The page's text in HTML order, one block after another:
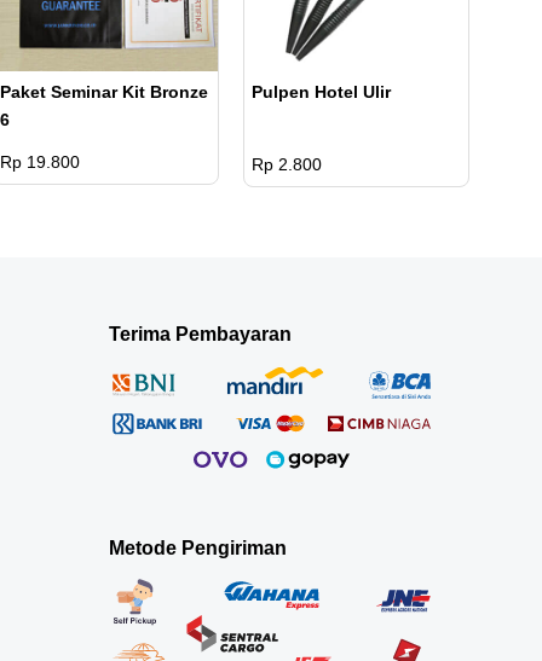
Paket Seminar Kit Bronze
6
Rp 19.800
Pulpen Hotel Ulir
Rp 2.800
Terima Pembayaran
Metode Pengiriman